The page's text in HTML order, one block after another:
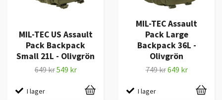
MIL-TEC US Assault
Pack Backpack
Small 21L - Olivgrön
649 kr549 kr
I lager
MIL-TEC Assault
Pack Large
Backpack 36L -
Olivgrön
749 kr649 kr
I lager